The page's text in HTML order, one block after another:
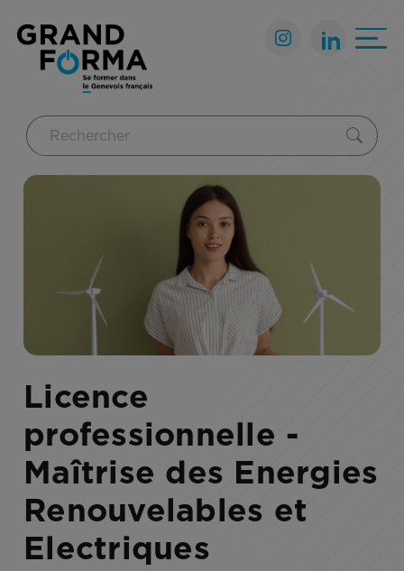
Licence
professionnelle -
Maîtrise des Energies
Renouvelables et
Electriques